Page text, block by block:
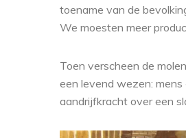
toename van de
We moesten meer
Toen verscheen de
een levend wezen:
aandrijfkracht over een